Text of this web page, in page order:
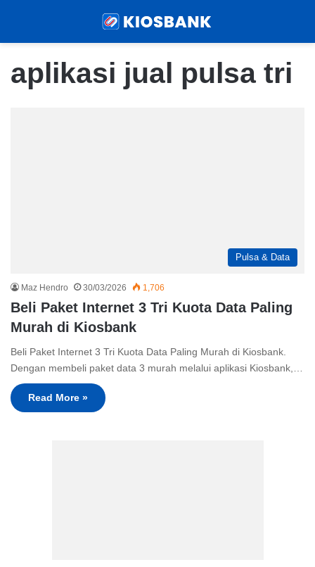
aplikasi jual pulsa tri
Pulsa & Data
Maz Hendro 30/03/2026 1,706
Beli Paket Internet 3 Tri Kuota Data Paling
Murah di Kiosbank
Beli Paket Internet 3 Tri Kuota Data Paling Murah di Kiosbank.
Dengan membeli paket data 3 murah melalui aplikasi Kiosbank,…
Read More »